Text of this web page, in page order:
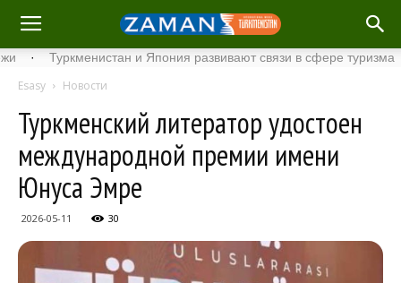
Туркменистан и Япония развивают связи в сфере туризма ·
Esasy Новости
Туркменский литератор удостоен
международной премии имени
Юнуса Эмре
2026-05-11 30